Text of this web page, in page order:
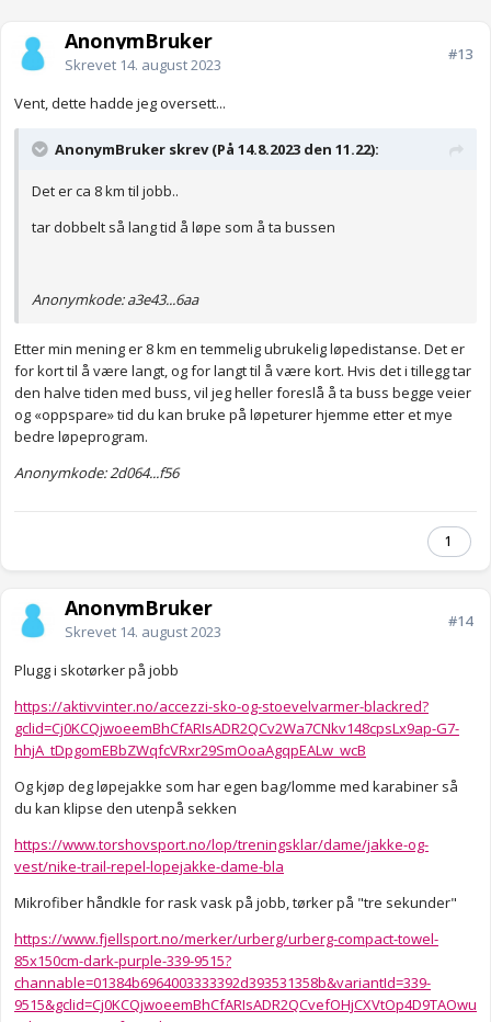
AnonymBruker
Skrevet 14. august 2023
#13
Vent, dette hadde jeg oversett...
AnonymBruker skrev (På 14.8.2023 den 11.22):
Det er ca 8 km til jobb..
tar dobbelt så lang tid å løpe som å ta bussen
Anonymkode: a3e43...6aa
Etter min mening er 8 km en temmelig ubrukelig løpedistanse. Det er
for kort til å være langt, og for langt til å være kort. Hvis det i tillegg tar
den halve tiden med buss, vil jeg heller foreslå å ta buss begge veier
og «oppspare» tid du kan bruke på løpeturer hjemme etter et mye
bedre løpeprogram.
Anonymkode: 2d064...f56
1
AnonymBruker
Skrevet 14. august 2023
#14
Plugg i skotørker på jobb
https://aktivvinter.no/accezzi-sko-og-stoevelvarmer-blackred?
gclid=Cj0KCQjwoeemBhCfARIsADR2QCv2Wa7CNkv148cpsLx9ap-G7-
hhjA_tDpgomEBbZWqfcVRxr29SmOoaAgqpEALw_wcB
Og kjøp deg løpejakke som har egen bag/lomme med karabiner så
du kan klipse den utenpå sekken
https://www.torshovsport.no/lop/treningsklar/dame/jakke-og-
vest/nike-trail-repel-lopejakke-dame-bla
Mikrofiber håndkle for rask vask på jobb, tørker på "tre sekunder"
https://www.fjellsport.no/merker/urberg/urberg-compact-towel-
85x150cm-dark-purple-339-9515?
channable=01384b6964003333392d393531358b&variantId=339-
9515&gclid=Cj0KCQjwoeemBhCfARIsADR2QCvefOHjCXVtOp4D9TAOwu